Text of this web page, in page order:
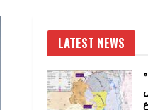
LATEST NEWS